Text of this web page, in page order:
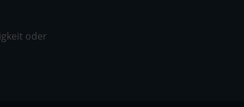
oder